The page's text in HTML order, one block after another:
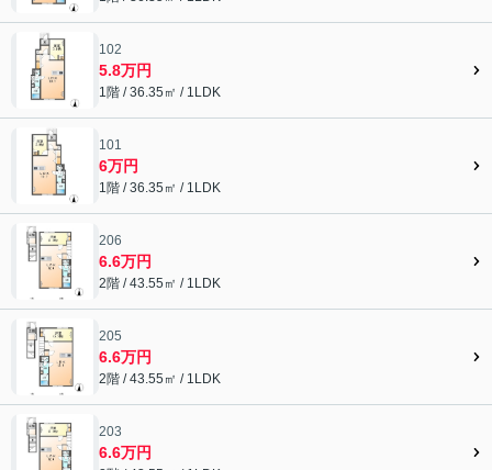
102
5.8万円
1階 / 36.35㎡ / 1LDK
101
6万円
1階 / 36.35㎡ / 1LDK
206
6.6万円
2階 / 43.55㎡ / 1LDK
205
6.6万円
2階 / 43.55㎡ / 1LDK
203
6.6万円